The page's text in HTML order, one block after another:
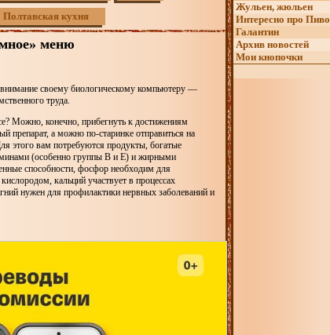
Полтавская кухня
меню
внимание своему биологическому компьютеру —
труда.
Можно, конечно, прибегнуть к достижениям
препарат, а можно по-старинке отправиться на
этого вам потребуются продукты, богатые
(особенно группы В и Е) и жирными
способности, фосфор необходим для
кальций участвует в процессах
нужен для профилактики нервных заболеваний и
Жульен, жюльен
Интересно про Пиво
Галантин
Архив новостей
Мои кнопочки